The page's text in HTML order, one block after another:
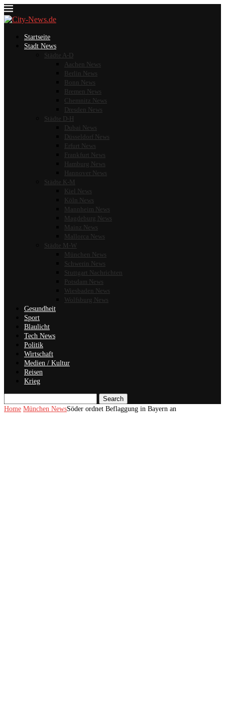
Startseite
Stadt News
Städte A-D
Aachen News
Berlin News
Bonn News
Bremen News
Chemnitz News
Dresden News
Städte D-H
Dubai News
Düsseldorf News
Erfurt News
Frankfurt News
Hamburg News
Hannover News
Städte K-M
Kiel News
Köln News
Mannheim News
Magdeburg News
Mainz News
Mallorca News
Städte M-W
München News
Schwerin News
Stuttgart Nachrichten
Potsdam News
Wiesbaden News
Wolfsburg News
Gesundheit
Sport
Blaulicht
Tech News
Politik
Wirtschaft
Medien / Kultur
Reisen
Krieg
Search
Home München NewsSöder ordnet Beflaggung in Bayern an